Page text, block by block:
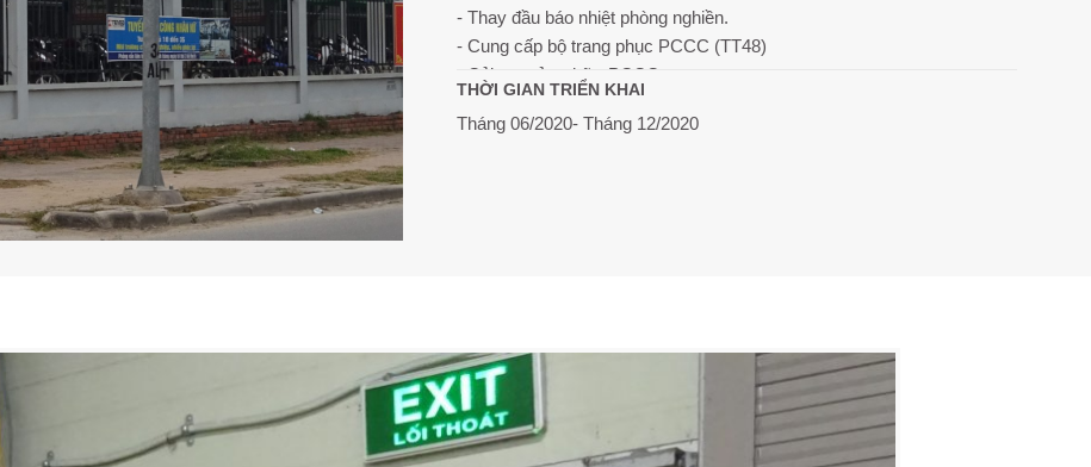
- Thay đầu báo nhiệt phòng nghiền.
- Cung cấp bộ trang phục PCCC (TT48)
- Cải tạo sửa chữa PCCC
THỜI GIAN TRIỂN KHAI
Tháng 06/2020- Tháng 12/2020